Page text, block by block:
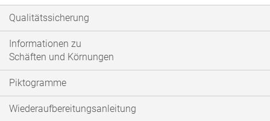
Qualitätssicherung
Informationen zu
Schäften und Körnungen
Piktogramme
Wiederaufbereitungsanleitung